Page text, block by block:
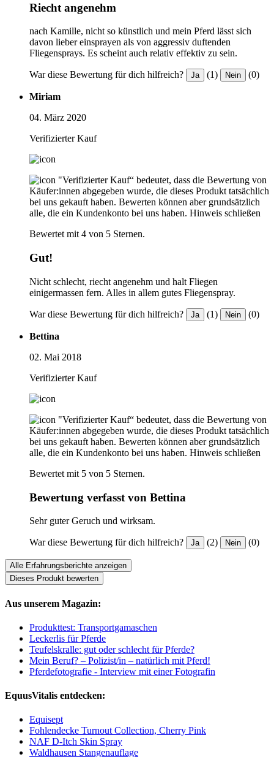
Riecht angenehm
nach Kamille, nicht so künstlich und mein Pferd lässt sich
davon lieber einsprayen als von aggressiv duftenden
Fliegensprays. Es scheint auch relativ effektiv zu sein.
War diese Bewertung für dich hilfreich? Ja (1) Nein (0)
Miriam
04. März 2020
Verifizierter Kauf
"Verifizierter Kauf“ bedeutet, dass die Bewertung von
Käufer:innen abgegeben wurde, die dieses Produkt tatsächlich
bei uns gekauft haben. Bewerten können aber grundsätzlich
alle, die ein Kundenkonto bei uns haben. Hinweis schließen
Bewertet mit 4 von 5 Sternen.
Gut!
Nicht schlecht, riecht angenehm und halt Fliegen
einigermassen fern. Alles in allem gutes Fliegenspray.
War diese Bewertung für dich hilfreich? Ja (1) Nein (0)
Bettina
02. Mai 2018
Verifizierter Kauf
"Verifizierter Kauf“ bedeutet, dass die Bewertung von
Käufer:innen abgegeben wurde, die dieses Produkt tatsächlich
bei uns gekauft haben. Bewerten können aber grundsätzlich
alle, die ein Kundenkonto bei uns haben. Hinweis schließen
Bewertet mit 5 von 5 Sternen.
Bewertung verfasst von Bettina
Sehr guter Geruch und wirksam.
War diese Bewertung für dich hilfreich? Ja (2) Nein (0)
Alle Erfahrungsberichte anzeigen
Dieses Produkt bewerten
Aus unserem Magazin:
Produkttest: Transportgamaschen
Leckerlis für Pferde
Teufelskralle: gut oder schlecht für Pferde?
Mein Beruf? – Polizist/in – natürlich mit Pferd!
Pferdefotografie - Interview mit einer Fotografin
EquusVitalis entdecken:
Equisept
Fohlendecke Turnout Collection, Cherry Pink
NAF D-Itch Skin Spray
Waldhausen Stangenauflage